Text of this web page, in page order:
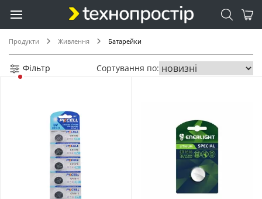
Продукти Живлення Батарейки
SR712SW (+1)
ZA675 (+1)
Фільтр Сортування по: